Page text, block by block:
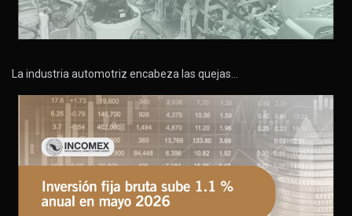
La industria automotriz encabeza las quejas…